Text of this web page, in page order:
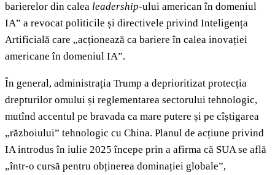
barierelor din calea leadership-ului american în domeniul
IA” a revocat politicile și directivele privind Inteligența
Artificială care „acționează ca bariere în calea inovației
americane în domeniul IA”.
În general, administrația Trump a deprioritizat protecția
drepturilor omului și reglementarea sectorului tehnologic,
mutînd accentul pe bravada ca mare putere și pe cîștigarea
„războiului” tehnologic cu China. Planul de acțiune privind
IA introdus în iulie 2025 începe prin a afirma că SUA se află
„într-o cursă pentru obținerea dominației globale”,